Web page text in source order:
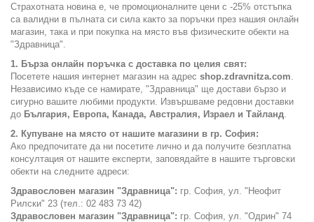
Страхотната новина е, че промоционалните цени с -25% отстъпка
са валидни в пълната си сила както за поръчки през нашия онлайн
магазин, така и при покупка на място във физическите обекти на
"Здравница".
1. Бърза онлайн поръчка с доставка по целия свят:
Посетете нашия интернет магазин на адрес shop.zdravnitza.com
Независимо къде се намирате, "Здравница" ще достави бързо и
сигурно вашите любими продукти. Извършваме редовни доставки
до България, Европа, Канада, Австралия, Израел и Тайланд
2. Купуване на място от нашите магазини в гр. София:
Ако предпочитате да ни посетите лично и да получите безплатна
консултация от нашите експерти, заповядайте в нашите търговски
обекти на следните адреси:
Здравословен магазин "Здравница": гр. София, ул. "Неофит
Рилски" 23 (тел.: 02 483 73 42)
Здравословен магазин "Здравница": гр. София, ул. "Одрин" 74